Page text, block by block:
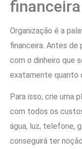
financeira
Organização é a
financeira. Antes de
com o dinheiro que
exatamente quanto
Para isso, crie uma
com todos os
água, luz, telefone,
conseguirá ter